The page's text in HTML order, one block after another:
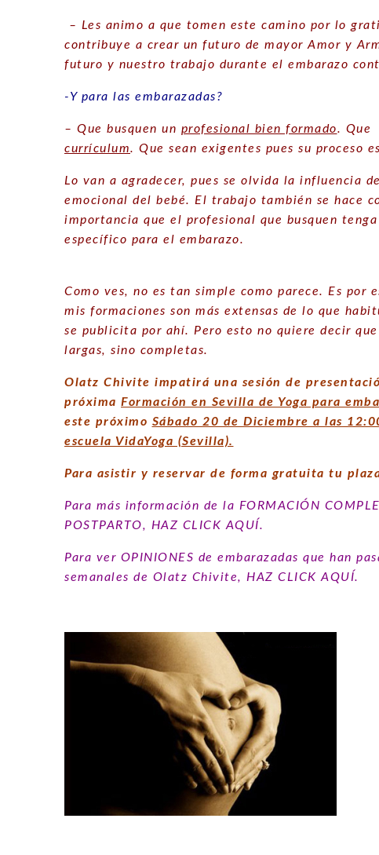
– Les animo a que tomen este camino por lo
contribuye a crear un futuro de mayor Amor y
futuro y nuestro trabajo durante el embarazo
-Y para las embarazadas?
– Que busquen un profesional bien formado. Que
currículum. Que sean exigentes pues su proceso
Lo van a agradecer, pues se olvida la influencia
emocional del bebé. El trabajo también se hace
importancia que el profesional que busquen
específico para el embarazo.
Como ves, no es tan simple como parece. Es por
mis formaciones son más extensas de lo que
se publicita por ahí. Pero esto no quiere decir que
largas, sino completas.
Olatz Chivite impatirá una sesión de
próxima Formación en Sevilla de Yoga para
este próximo Sábado 20 de Diciembre a las
escuela VidaYoga (Sevilla).
Para asistir y reservar de forma gratuita tu
Para más información de la FORMACIÓN
POSTPARTO, HAZ CLICK AQUÍ.
Para ver OPINIONES de embarazadas que han
semanales de Olatz Chivite, HAZ CLICK AQUÍ.